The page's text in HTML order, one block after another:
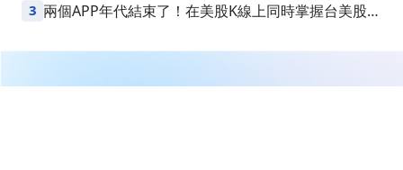
3 兩個APP年代結束了！在美股K線上同時掌握台美股損